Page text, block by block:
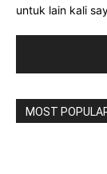
untuk lain kali
MOST